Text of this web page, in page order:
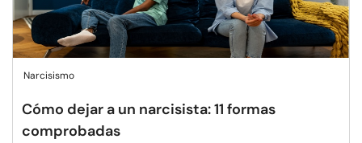
Narcisismo
Cómo dejar a un narcisista: 11 formas
comprobadas